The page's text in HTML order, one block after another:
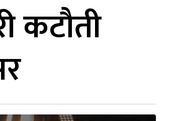
कटौती